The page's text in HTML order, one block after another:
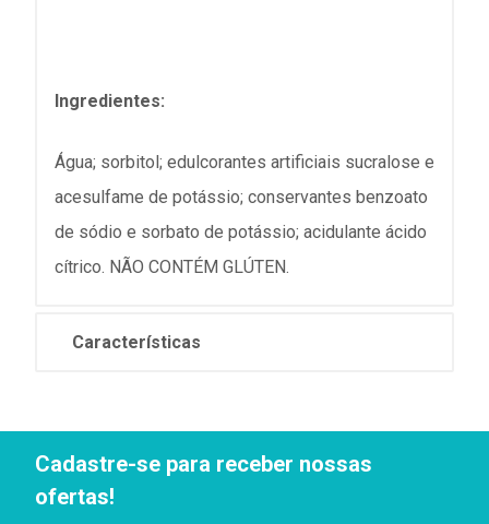
Ingredientes:
Água; sorbitol; edulcorantes artificiais sucralose e
acesulfame de potássio; conservantes benzoato
de sódio e sorbato de potássio; acidulante ácido
cítrico. NÃO CONTÉM GLÚTEN.
Características
Cadastre-se para receber nossas
ofertas!